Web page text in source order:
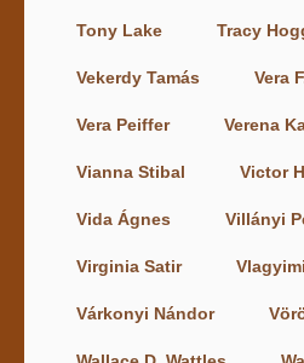
Tony Lake Tracy
Vekerdy Tamás Vera
Vera Peiffer Verena
Vianna Stibal Victor
Vida Ágnes Villányi
Virginia Satir
Várkonyi Nándor